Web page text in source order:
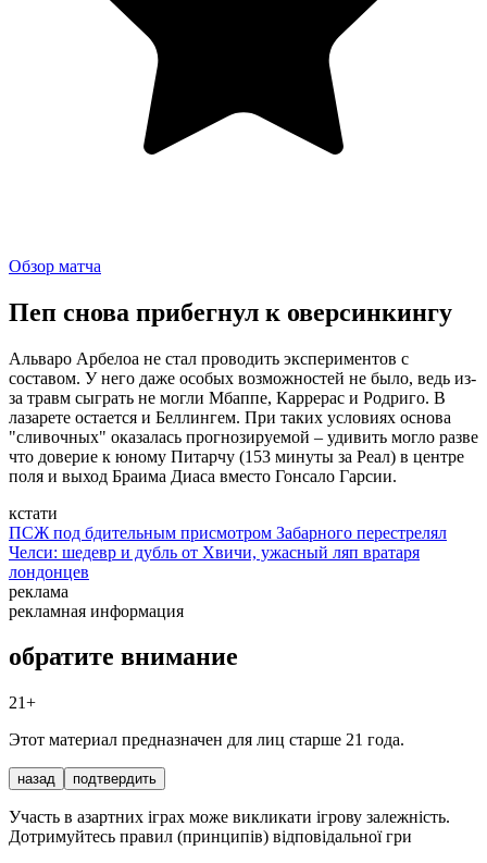
Обзор матча
Пеп снова прибегнул к оверсинкингу
Альваро Арбелоа не стал проводить экспериментов с
составом. У него даже особых возможностей не было, ведь из-
за травм сыграть не могли Мбаппе, Каррерас и Родриго. В
лазарете остается и Беллингем. При таких условиях основа
"сливочных" оказалась прогнозируемой – удивить могло разве
что доверие к юному Питарчу (153 минуты за Реал) в центре
поля и выход Браима Диаса вместо Гонсало Гарсии.
кстати
ПСЖ под бдительным присмотром Забарного перестрелял
Челси: шедевр и дубль от Хвичи, ужасный ляп вратаря
лондонцев
реклама
рекламная информация
обратите внимание
21+
Этот материал предназначен для лиц старше 21 года.
назад подтвердить
Участь в азартних іграх може викликати ігрову залежність.
Дотримуйтесь правил (принципів) відповідальної гри